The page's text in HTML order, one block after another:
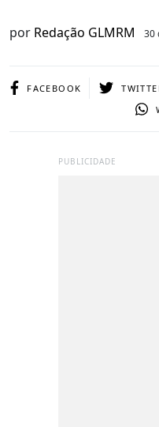
por Redação GLMRM 30
FACEBOOK
PUBLICIDADE